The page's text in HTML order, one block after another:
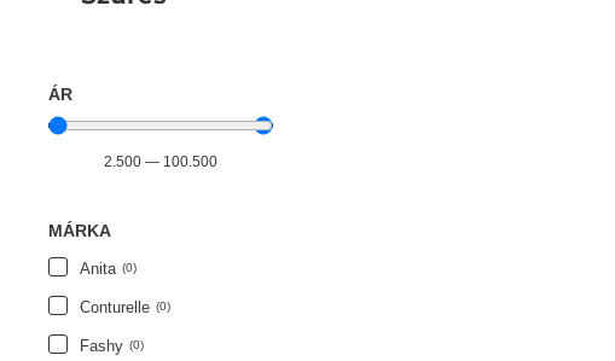
ÁR
2.500 — 100.500
MÁRKA
Anita (0)
Conturelle (0)
Fashy (0)